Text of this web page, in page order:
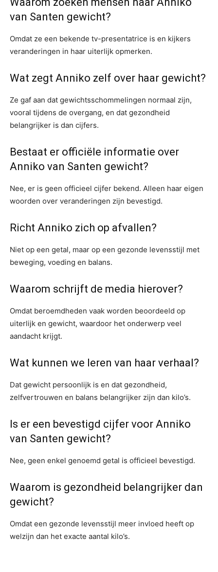
van Santen gewicht?
Omdat ze een bekende tv-presentatrice is en kijkers
veranderingen in haar uiterlijk opmerken.
Wat zegt Anniko zelf over haar gewicht?
Ze gaf aan dat gewichtsschommelingen normaal zijn,
vooral tijdens de overgang, en dat gezondheid
belangrijker is dan cijfers.
Bestaat er officiële informatie over
Anniko van Santen gewicht?
Nee, er is geen officieel cijfer bekend. Alleen haar eigen
woorden over veranderingen zijn bevestigd.
Richt Anniko zich op afvallen?
Niet op een getal, maar op een gezonde levensstijl met
beweging, voeding en balans.
Waarom schrijft de media hierover?
Omdat beroemdheden vaak worden beoordeeld op
uiterlijk en gewicht, waardoor het onderwerp veel
aandacht krijgt.
Wat kunnen we leren van haar verhaal?
Dat gewicht persoonlijk is en dat gezondheid,
zelfvertrouwen en balans belangrijker zijn dan kilo’s.
Is er een bevestigd cijfer voor Anniko
van Santen gewicht?
Nee, geen enkel genoemd getal is officieel bevestigd.
Waarom is gezondheid belangrijker dan
gewicht?
Omdat een gezonde levensstijl meer invloed heeft op
welzijn dan het exacte aantal kilo’s.